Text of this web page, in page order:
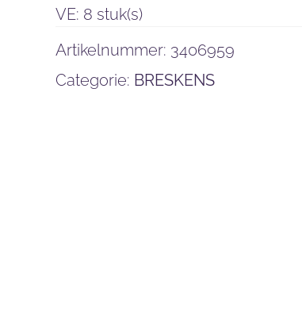
VE: 8 stuk(s)
Artikelnummer: 3406959
Categorie: BRESKENS